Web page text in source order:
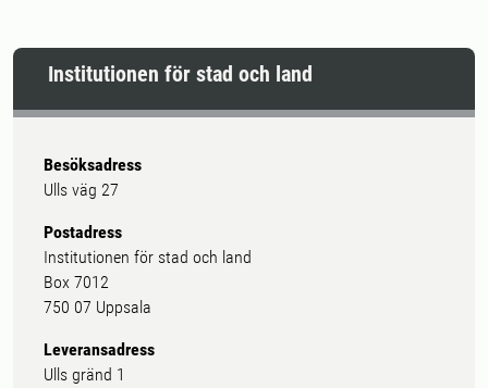
Institutionen för stad och land
Besöksadress
Ulls väg 27
Postadress
Institutionen för stad och land
Box 7012
750 07 Uppsala
Leveransadress
Ulls gränd 1